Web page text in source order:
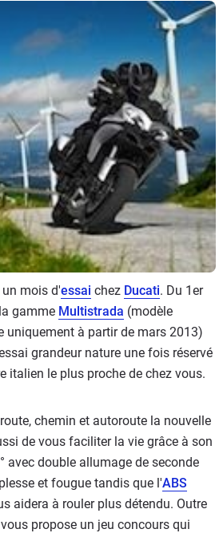
mois d'essai chez Ducati. Du 1er
gamme Multistrada (modèle
uniquement à partir de mars 2013)
grandeur nature une fois réservé
italien le plus proche de chez vous.
chemin et autoroute la nouvelle
de vous faciliter la vie grâce à son
avec double allumage de seconde
et fougue tandis que l'ABS
aidera à rouler plus détendu. Outre
propose un jeu concours qui